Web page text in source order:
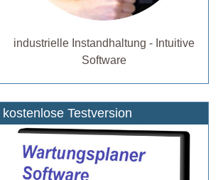
industrielle Instandhaltung - Intuitive
Software
kostenlose Testversion